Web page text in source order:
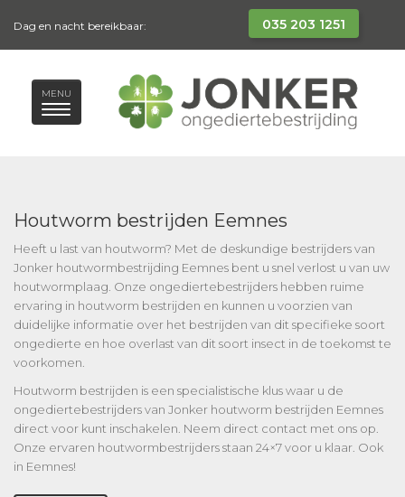
Dag en nacht bereikbaar: 035 203 1251
MENU
Houtworm bestrijden Eemnes
Heeft u last van houtworm? Met de deskundige bestrijders van
Jonker houtwormbestrijding Eemnes bent u snel verlost u van uw
houtwormplaag. Onze ongediertebestrijders hebben ruime
ervaring in houtworm bestrijden en kunnen u voorzien van
duidelijke informatie over het bestrijden van dit specifieke soort
ongedierte en hoe overlast van dit soort insect in de toekomst te
voorkomen.
Houtworm bestrijden is een specialistische klus waar u de
ongediertebestrijders van Jonker houtworm bestrijden Eemnes
direct voor kunt inschakelen. Neem direct contact met ons op.
Onze ervaren houtwormbestrijders staan 24×7 voor u klaar. Ook
in Eemnes!